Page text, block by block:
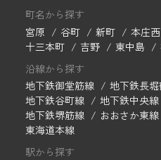
町名から探す
宮原
谷町 新町 本庄西
十三本町
吉野 東中島
沿線から探す
地下鉄御堂筋線
地下鉄長
地下鉄谷町線
地下鉄中央線
地下鉄堺筋線
おおさか東線
東海道本線
駅から探す